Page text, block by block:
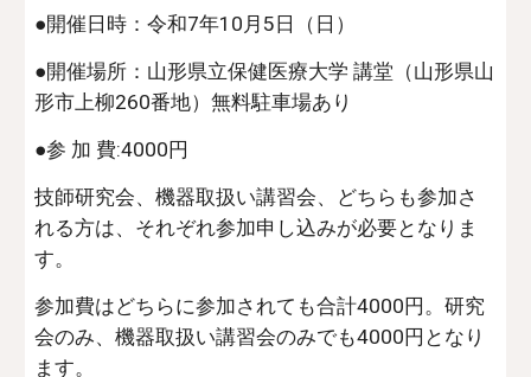
●開催日時：令和7年10月5日（日）
●開催場所：山形県立保健医療大学 講堂（山形県山
形市上柳260番地）無料駐車場あり
●参 加 費:4000円
技師研究会、機器取扱い講習会、どちらも参加さ
れる方は、それぞれ参加申し込みが必要となりま
す。
参加費はどちらに参加されても合計4000円。研究
会のみ、機器取扱い講習会のみでも4000円となり
ます。